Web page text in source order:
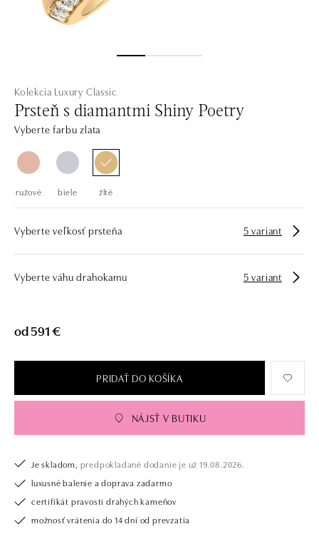
Kolekcia Luxury Classic
Prsteň s diamantmi Shiny Poetry
Vyberte farbu zlata
ružové biele žlté
Vyberte veľkosť prsteňa 5 variant
Vyberte váhu drahokamu 5 variant
od 591 €
PRIDAŤ DO KOŠÍKA
NÁJSŤ V BUTIKU
Je skladom, predpokladané dodanie je už 19.08.2026.
luxusné balenie a doprava zadarmo
certifikát pravosti drahých kameňov
možnosť vrátenia do 14 dní od prevzatia